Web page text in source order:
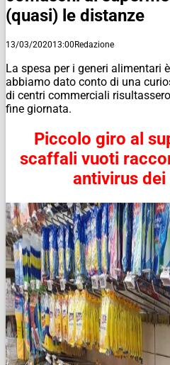
(quasi) le distanze
13/03/202013:00Redazione
La spesa per i generi alimentari
abbiamo dato conto di una
di centri commerciali
fine giornata.
Piccolo giro al
scaffali vuoti
antivirus